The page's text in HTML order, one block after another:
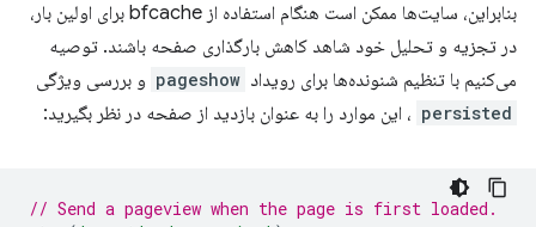
بنابراین، سایت‌ها ممکن است هنگام استفاده از bfcache برای اولین بار،
در تجزیه و تحلیل خود شاهد کاهش بارگذاری صفحه باشند. توصیه
می‌کنیم با تنظیم شنونده‌ها برای رویداد pageshow و بررسی ویژگی
persisted ، این موارد را به عنوان بازدید از صفحه در نظر بگیرید:
// Send a pageview when the page is first loaded.